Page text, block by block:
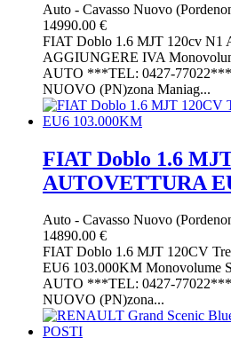
Auto - Cavasso Nuovo
14990.00 €
FIAT Doblo 1.6 MJT 120cv N1
AGGIUNGERE IVA
AUTO ***TEL: 0427-77022***
NUOVO (PN)zona Maniag...
FIAT Doblo 1.6
AUTOVETTURA
Auto - Cavasso Nuovo
14890.00 €
FIAT Doblo 1.6 MJT 120CV
EU6 103.000KM Monovolume
AUTO ***TEL: 0427-77022***
NUOVO (PN)zona...